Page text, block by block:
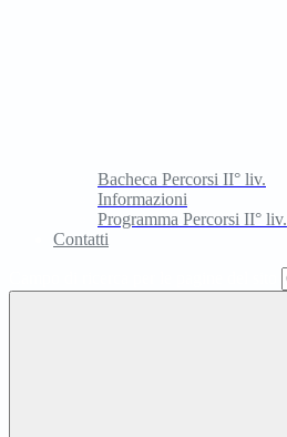
Bacheca Percorsi II° liv.
Informazioni
Programma Percorsi II° liv.
Contatti